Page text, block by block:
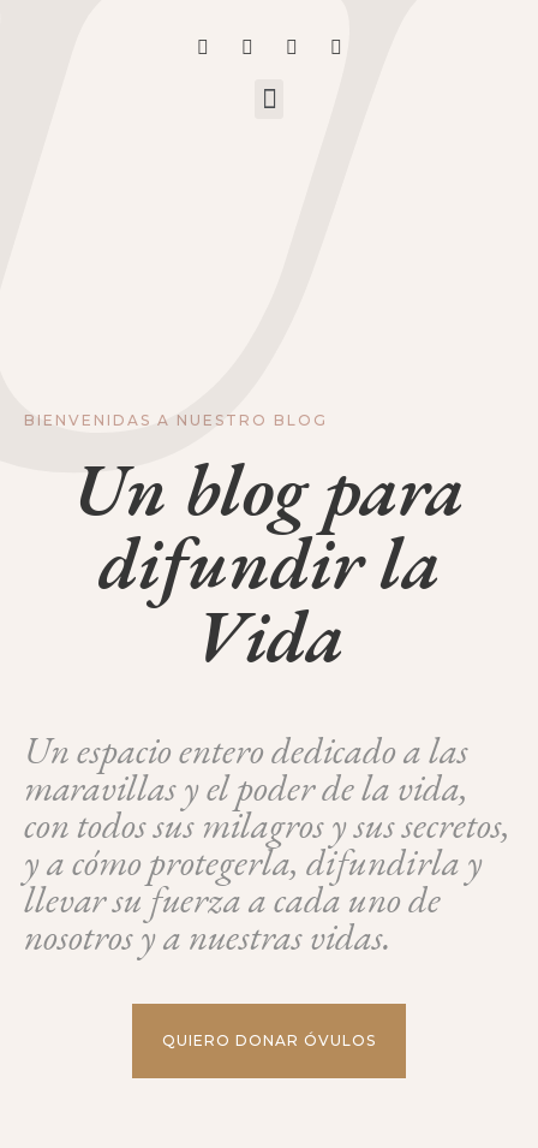
BIENVENIDAS A NUESTRO BLOG
Un blog para
difundir la
Vida
Un espacio entero dedicado a las
maravillas y el poder de la vida,
con todos sus milagros y sus secretos,
y a cómo protegerla, difundirla y
llevar su fuerza a cada uno de
nosotros y a nuestras vidas.
QUIERO DONAR ÓVULOS